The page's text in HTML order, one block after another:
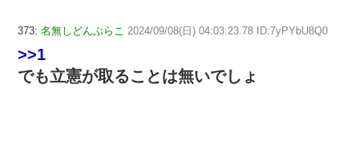
373: 名無しどんぶらこ 2024/09/08(日) 04:03:23.78 ID:7yPYbU8Q0
>>1
でも立憲が取ることは無いでしょ